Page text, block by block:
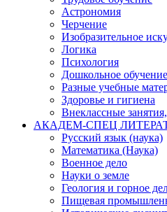
Астрономия
Черчение
Изобразительное
Логика
Психология
Дошкольное обучение
Разные учебные
Здоровье и гигиена
Внеклассные
АКАДЕМ-СПЕЦ
Русский язык (наука)
Математика (Наука)
Военное дело
Науки о земле
Геология и горное
Пищевая